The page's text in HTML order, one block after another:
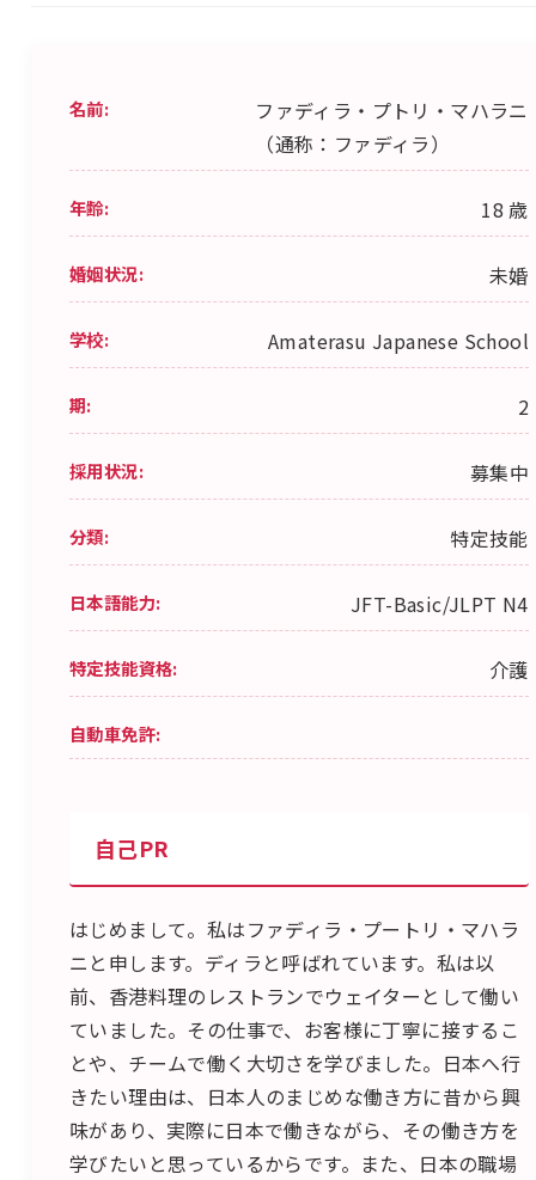
名前:
ファディラ・プトリ・マハラニ
（通称：ファディラ）
年齢: 18 歳
婚姻状況: 未婚
学校: Amaterasu Japanese School
期: 2
採用状況: 募集中
分類: 特定技能
日本語能力: JFT-Basic/JLPT N4
特定技能資格: 介護
自動車免許:
自己PR
はじめまして。私はファディラ・プートリ・マハラ
ニと申します。ディラと呼ばれています。私は以
前、香港料理のレストランでウェイターとして働い
ていました。その仕事で、お客様に丁寧に接するこ
とや、チームで働く大切さを学びました。日本へ行
きたい理由は、日本人のまじめな働き方に昔から興
味があり、実際に日本で働きながら、その働き方を
学びたいと思っているからです。また、日本の職場